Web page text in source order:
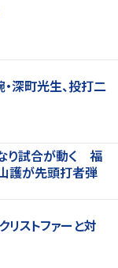
深町光生、投打二
り試合が動く 福
護が先頭打者弾
ストファーと対